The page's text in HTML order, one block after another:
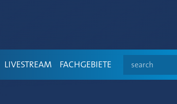
LIVESTREAM FACHGEBIETE search